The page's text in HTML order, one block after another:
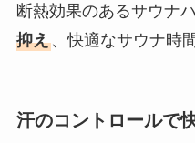
断熱効果のあるサウナ
抑え、快適なサウナ時
汗のコントロールで